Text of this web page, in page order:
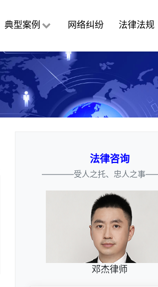
典型案例 网络纠纷 法律法规
法律咨询
————受人之托、忠人之事
邓杰律师